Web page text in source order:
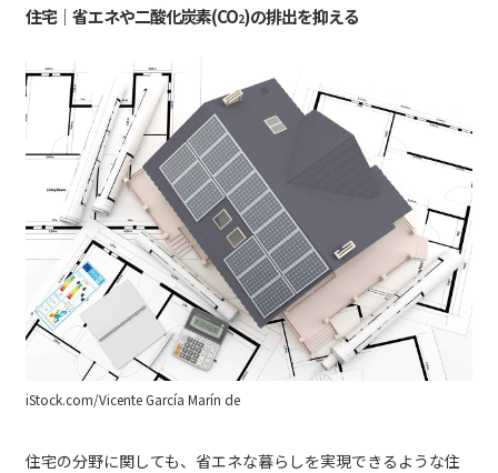
住宅｜省エネや二酸化炭素(CO2)の排出を抑える
iStock.com/Vicente García Marín de
住宅の分野に関しても、省エネな暮らしを実現できるような住